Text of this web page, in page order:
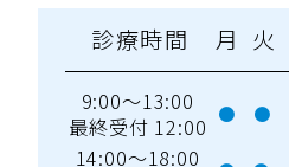
診療時間 月 火
9:00～13:00
最終受付 12:00 ● ●
14:00～18:00